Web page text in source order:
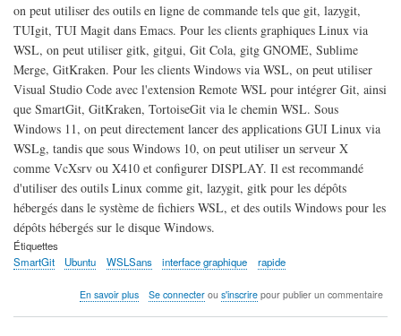
constructif
(Intégralement
généré
IA)
on peut utiliser des outils en ligne de commande tels que git, lazygit,
TUIgit, TUI Magit dans Emacs. Pour les clients graphiques Linux via
WSL, on peut utiliser gitk, gitgui, Git Cola, gitg GNOME, Sublime
Merge, GitKraken. Pour les clients Windows via WSL, on peut utiliser
Visual Studio Code avec l'extension Remote WSL pour intégrer Git, ainsi
que SmartGit, GitKraken, TortoiseGit via le chemin WSL. Sous
Windows 11, on peut directement lancer des applications GUI Linux via
WSLg, tandis que sous Windows 10, on peut utiliser un serveur X
comme VcXsrv ou X410 et configurer DISPLAY. Il est recommandé
d'utiliser des outils Linux comme git, lazygit, gitk pour les dépôts
hébergés dans le système de fichiers WSL, et des outils Windows pour les
dépôts hébergés sur le disque Windows.
Étiquettes
SmartGit
Ubuntu WSLSans interface graphique rapide
En savoir plussurSe connecterou s'inscrirepour publier un commentaire